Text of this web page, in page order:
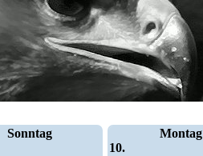
Sonntag
Montag
10.